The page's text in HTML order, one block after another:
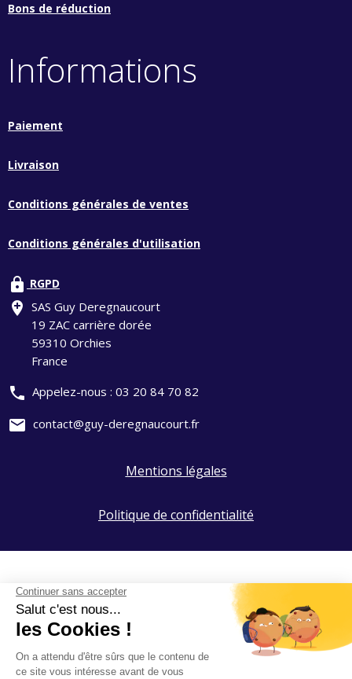
Bons de réduction
Informations
Paiement
Livraison
Conditions générales de ventes
Conditions générales d'utilisation
lock RGPD
add_location SAS Guy Deregnaucourt
19 ZAC carrière dorée
59310 Orchies
France
phone Appelez-nous : 03 20 84 70 82
mail contact@guy-deregnaucourt.fr
Mentions légales
Politique de confidentialité